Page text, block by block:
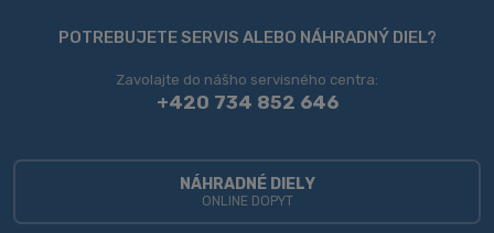
sa
nepodarilo
POTREBUJETE SERVIS ALEBO NÁHRADNÝ DIEL?
Zavolajte do nášho servisného centra:
+420 734 852 646
NÁHRADNÉ DIELY
ONLINE DOPYT